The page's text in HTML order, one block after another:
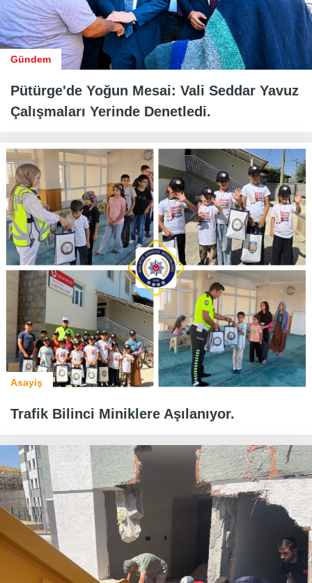
Gündem
Pütürge'de Yoğun Mesai: Vali Seddar Yavuz
Çalışmaları Yerinde Denetledi.
Asayiş
Trafik Bilinci Miniklere Aşılanıyor.